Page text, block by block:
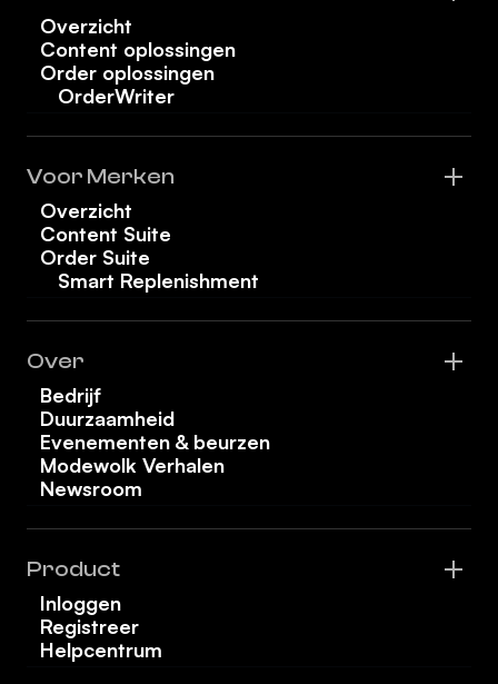
Overzicht
Content oplossingen
Order oplossingen
OrderWriter
Voor Merken
Overzicht
Content Suite
Order Suite
Smart Replenishment
Over
Bedrijf
Duurzaamheid
Evenementen & beurzen
Modewolk Verhalen
Newsroom
Product
Inloggen
Registreer
Helpcentrum